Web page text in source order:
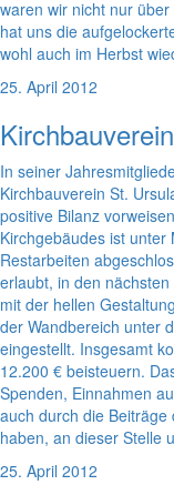
waren wir nicht nur
hat uns die
wohl auch im Herbst
25. April 2012
In seiner
Kirchbauverein St.
positive Bilanz
Kirchgebäudes ist unter
Restarbeiten
erlaubt, in den
mit der hellen
der Wandbereich unter
eingestellt. Insgesamt
12.200 € beisteuern.
Spenden, Einnahmen
auch durch die
haben, an dieser Stelle
25. April 2012